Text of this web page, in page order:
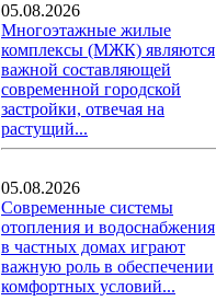
05.08.2026
Многоэтажные жилые
комплексы (МЖК) являются
важной составляющей
современной городской
застройки, отвечая на
растущий...
05.08.2026
Современные системы
отопления и водоснабжения
в частных домах играют
важную роль в обеспечении
комфортных условий...